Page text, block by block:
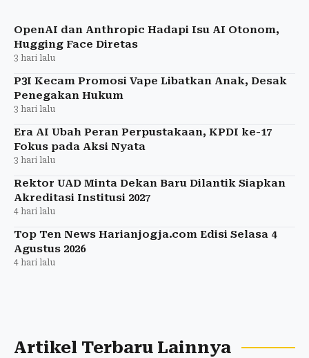
OpenAI dan Anthropic Hadapi Isu AI Otonom,
Hugging Face Diretas
3 hari lalu
P3I Kecam Promosi Vape Libatkan Anak, Desak
Penegakan Hukum
3 hari lalu
Era AI Ubah Peran Perpustakaan, KPDI ke-17
Fokus pada Aksi Nyata
3 hari lalu
Rektor UAD Minta Dekan Baru Dilantik Siapkan
Akreditasi Institusi 2027
4 hari lalu
Top Ten News Harianjogja.com Edisi Selasa 4
Agustus 2026
4 hari lalu
Artikel Terbaru Lainnya